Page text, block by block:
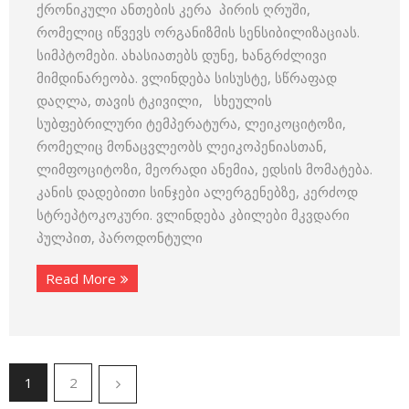
ქრონიკული ანთების კერა პირის ღრუში,
რომელიც იწვევს ორგანიზმის სენსიბილიზაციას.
სიმპტომები. ახასიათებს დუნე, ხანგრძლივი
მიმდინარეობა. ვლინდება სისუსტე, სწრაფად
დაღლა, თავის ტკივილი, სხეულის
სუბფებრილური ტემპერატურა, ლეიკოციტოზი,
რომელიც მონაცვლეობს ლეიკოპენიასთან,
ლიმფოციტოზი, მეორადი ანემია, ედსის მომატება.
კანის დადებითი სინჯები ალერგენებზე, კერძოდ
სტრეპტოკოკური. ვლინდება კბილები მკვდარი
პულპით, პაროდონტული
Read More
1 2